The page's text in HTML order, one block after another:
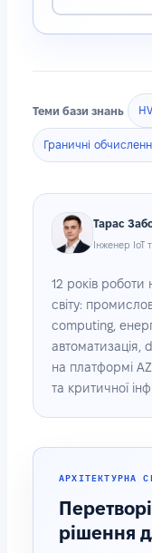
Теми бази знань
Граничні
Тарас
Інженер IoT
12 років роботи
світу:
computing,
на платформі
та критичної
АРХІТЕКТУРНА
рішення